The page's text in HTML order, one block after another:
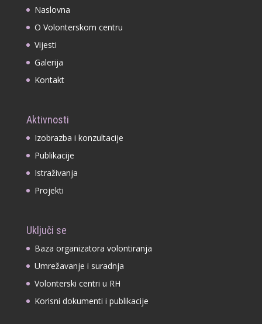
Naslovna
O Volonterskom centru
Vijesti
Galerija
Kontakt
Aktivnosti
Izobrazba i konzultacije
Publikacije
Istraživanja
Projekti
Uključi se
Baza organizatora volontiranja
Umrežavanje i suradnja
Volonterski centri u RH
Korisni dokumenti i publikacije